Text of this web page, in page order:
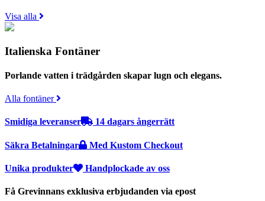
Visa alla
Italienska Fontäner
Porlande vatten i trädgården skapar lugn och elegans.
Alla fontäner
Smidiga leveranser 14 dagars ångerrätt
Säkra Betalningar Med Kustom Checkout
Unika produkter Handplockade av oss
Få Grevinnans exklusiva erbjudanden via epost